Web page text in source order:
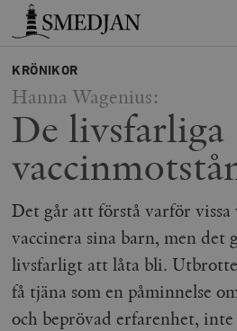
Timbro
KRÖNIKOR
Hanna Wagenius:
De livsfarliga
Det går att förstå varför
vaccinera sina barn, men
livsfarligt att låta bli.
få tjäna som en påminnelse
och beprövad erfarenhet, inte